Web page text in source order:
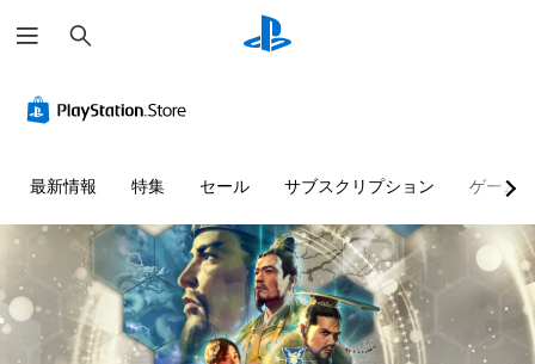
索
最新情報 特集 セール サブスクリプション ゲーム